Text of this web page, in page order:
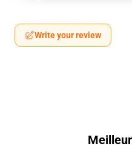
Write your review